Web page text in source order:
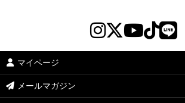
マイページ
メールマガジン